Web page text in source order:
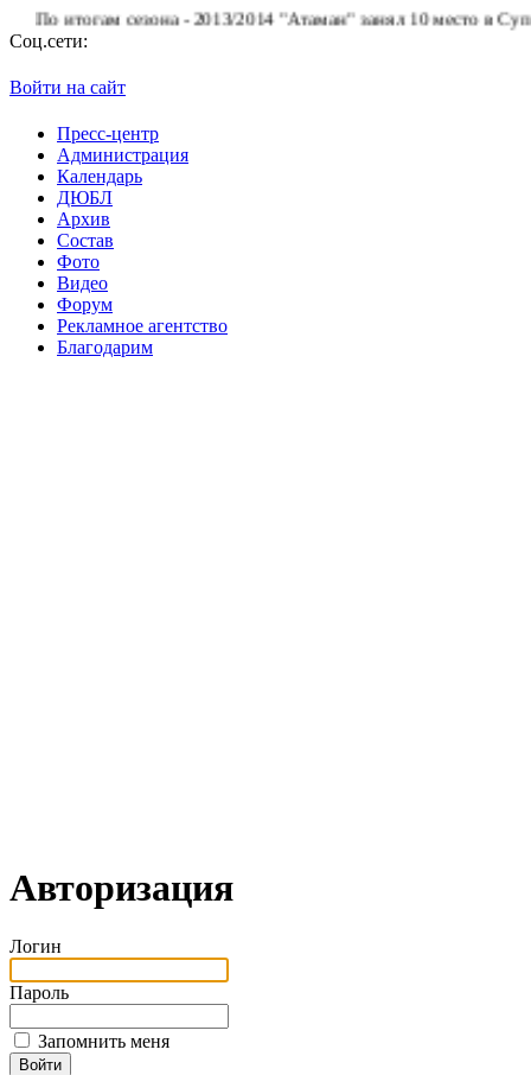
итогам сезона - 2013/2014 "Атаман" занял 10 место в
Соц.сети:
Войти на сайт
Пресс-центр
Администрация
Календарь
ДЮБЛ
Архив
Состав
Фото
Видео
Форум
Рекламное агентство
Благодарим
Авторизация
Логин
Пароль
Запомнить меня